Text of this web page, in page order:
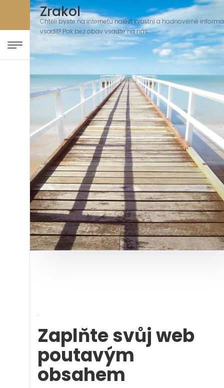
Zrakol
Chtěli byste na internetu nalézt kvalitní a hodnověrné
vsadit? Pak bez obav vsaďte na nás.
Zaplňte svůj web
poutavým
obsahem